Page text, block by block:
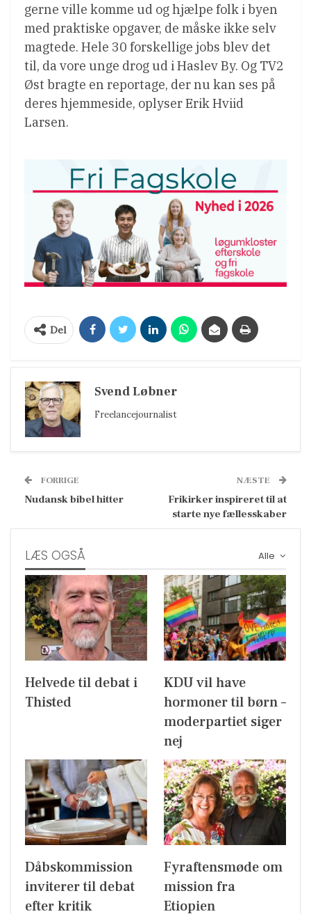
gerne ville komme ud og hjælpe folk i byen
med praktiske opgaver, de måske ikke selv
magtede. Hele 30 forskellige jobs blev det
til, da vore unge drog ud i Haslev By. Og TV2
Øst bragte en reportage, der nu kan ses på
deres hjemmeside, oplyser Erik Hviid
Larsen.
Del
Svend Løbner
Freelancejournalist
FORRIGE
Nudansk bibel hitter
NÆSTE
Frikirker inspireret til at
starte nye fællesskaber
Alle
LÆS OGSÅ
Helvede til debat i
Thisted
KDU vil have
hormoner til børn –
moderpartiet siger
nej
Dåbskommission
inviterer til debat
efter kritik
Fyraftensmøde om
mission fra
Etiopien